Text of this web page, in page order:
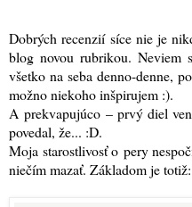
Dobrých recenzií síce nie je
blog novou rubrikou. Neviem
všetko na seba denno-denne,
možno niekoho inšpirujem :).
A prekvapujúco – prvý diel
povedal, že... :D.
Moja starostlivosť o pery
niečím mazať. Základom je totiž: